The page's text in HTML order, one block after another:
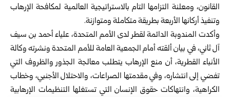
القانون، ومعلنة التزامها التام بالاستراتيجية العالمية لمكافحة الإرهاب
وتنفيذ أركانها الأربعة بطريقة متكاملة ومتوازنة.
وأكدت المندوبة الدائمة لقطر لدى الأمم المتحدة،علياء أحمد بن سيف
آل ثاني، في بيان ألقته أمام الجمعية العامة للأمم المتحدة ونشرته وكالة
الأنباء القطرية، أن منع الإرهاب يتطلب معالجة الجذور والظروف التي
تفضي إلى انتشاره، وفي مقدمتها الصراعات، والاحتلال الأجنبي، وخطاب
الكراهية، وانتهاكات حقوق الإنسان التي تستغلها التنظيمات الإرهابية